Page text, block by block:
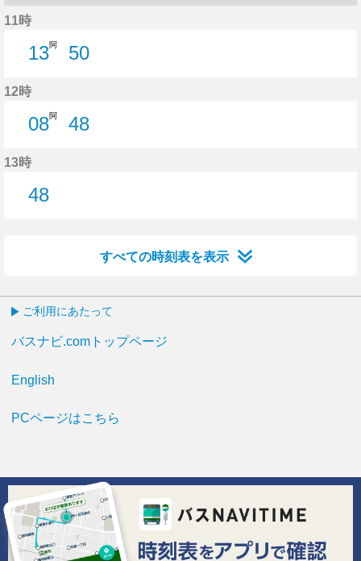
11時
13阿
50
12時
08阿
48
13時
48
すべての時刻表を表示
ご利用にあたって
バスナビ.comトップページ
English
PCページはこちら